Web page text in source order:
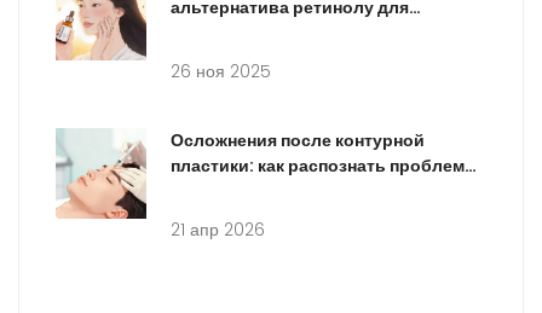
альтернатива ретинолу для
26 ноя 2025
Осложнения после контурной
пластики: как распознать проблемы
21 апр 2026